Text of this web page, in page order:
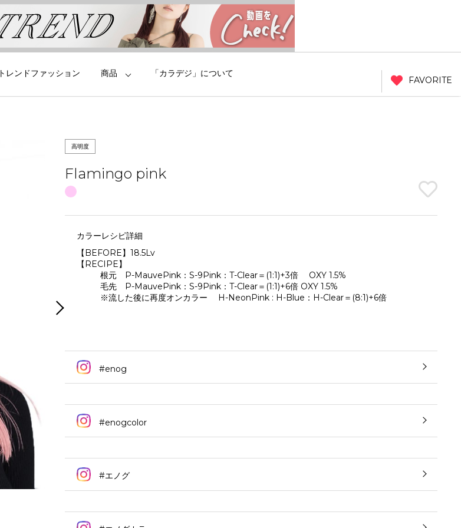
トレンドファッション 商品 「カラデジ」について
FAVORITE
高明度
Flamingo pink
カラーレシピ詳細
【BEFORE】18.5Lv
【RECIPE】
根元 P-MauvePink：S-9Pink：T-Clear＝(1:1)+3倍 OXY 1.5%
毛先 P-MauvePink：S-9Pink：T-Clear＝(1:1)+6倍 OXY 1.5%
※流した後に再度オンカラー H-NeonPink : H-Blue：H-Clear＝(8:1)+6倍
#enog
#enogcolor
#エノグ